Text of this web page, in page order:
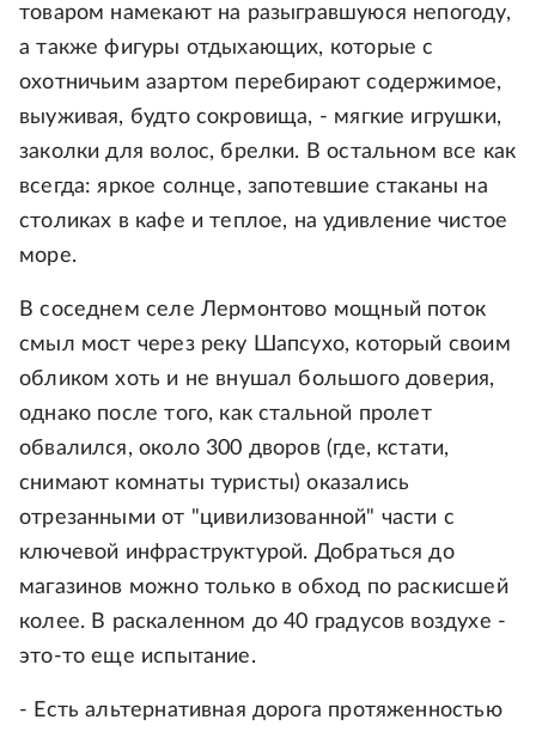
товаром намекают на разыгравшуюся непогоду,
а также фигуры отдыхающих, которые с
охотничьим азартом перебирают содержимое,
выуживая, будто сокровища, - мягкие игрушки,
заколки для волос, брелки. В остальном все как
всегда: яркое солнце, запотевшие стаканы на
столиках в кафе и теплое, на удивление чистое
море.
В соседнем селе Лермонтово мощный поток
смыл мост через реку Шапсухо, который своим
обликом хоть и не внушал большого доверия,
однако после того, как стальной пролет
обвалился, около 300 дворов (где, кстати,
снимают комнаты туристы) оказались
отрезанными от "цивилизованной" части с
ключевой инфраструктурой. Добраться до
магазинов можно только в обход по раскисшей
колее. В раскаленном до 40 градусов воздухе -
это-то еще испытание.
- Есть альтернативная дорога протяженностью